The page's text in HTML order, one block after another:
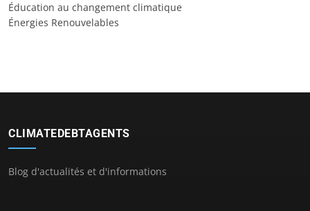
Éducation au changement climatique
Énergies Renouvelables
CLIMATEDEBTAGENTS
Blog d'actualités et d'informations